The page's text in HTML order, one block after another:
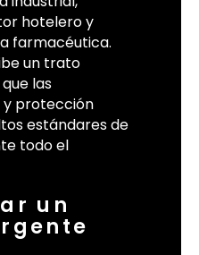
hotelero y
farmacéutica.
un trato
las
y protección
estándares de
todo el
un